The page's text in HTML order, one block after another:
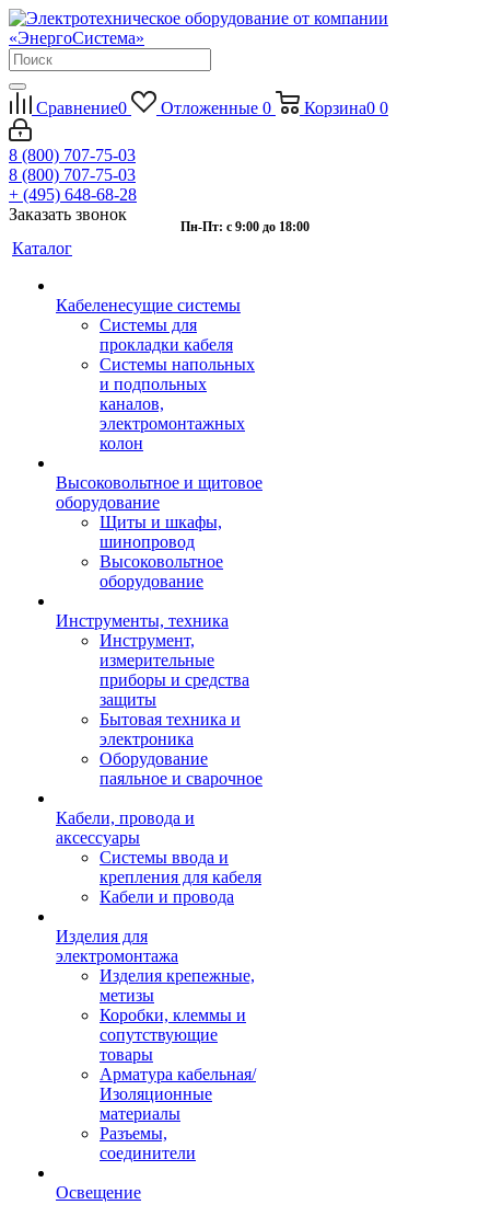
Сравнение0 Отложенные 0 Корзина0 0
8 (800) 707-75-03
8 (800) 707-75-03
+ (495) 648-68-28
Заказать звонок
Пн-Пт: с 9:00 до 18:00
Каталог
Кабеленесущие системы
Системы для
прокладки кабеля
Системы напольных
и подпольных
каналов,
электромонтажных
колон
Высоковольтное и щитовое
оборудование
Щиты и шкафы,
шинопровод
Высоковольтное
оборудование
Инструменты, техника
Инструмент,
измерительные
приборы и средства
защиты
Бытовая техника и
электроника
Оборудование
паяльное и сварочное
Кабели, провода и
аксессуары
Системы ввода и
крепления для кабеля
Кабели и провода
Изделия для
электромонтажа
Изделия крепежные,
метизы
Коробки, клеммы и
сопутствующие
товары
Арматура кабельная/
Изоляционные
материалы
Разъемы,
соединители
Освещение